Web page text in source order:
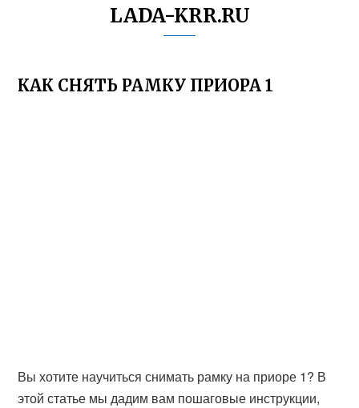
LADA-KRR.RU
КАК СНЯТЬ РАМКУ ПРИОРА 1
Вы хотите научиться снимать рамку на приоре 1? В
этой статье мы дадим вам пошаговые инструкции,